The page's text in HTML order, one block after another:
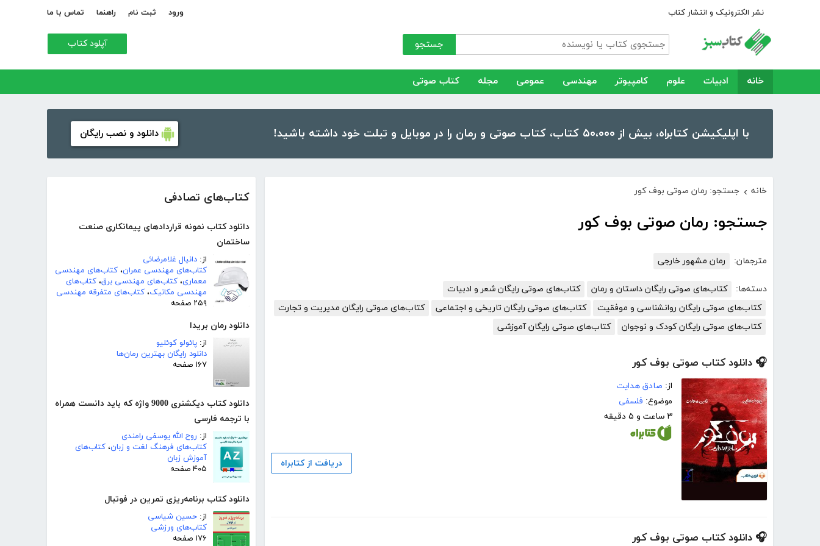
نشر الکترونیک و انتشار کتاب ورود ثبت نام راهنما تماس با ما
جستجو آپلود کتاب
خانه ادبیات علوم کامپیوتر مهندسی عمومی مجله کتاب صوتی
با اپلیکیشن کتابراه، بیش از ۵۰،۰۰۰ کتاب، کتاب صوتی و رمان را در موبایل و تبلت خود داشته باشید! دانلود و نصب رایگان
کتاب‌های تصادفی
دانلود کتاب نمونه قراردادهای پیمانکاری صنعت
ساختمان
از: دانیال غلامرضائی
کتاب‌های مهندسی عمران، کتاب‌های مهندسی
معماری، کتاب‌های مهندسی برق، کتاب‌های
مهندسی مکانیک، کتاب‌های متفرقه مهندسی
۲۵۹ صفحه
دانلود رمان بریدا
از: پائولو کوئلیو
دانلود رایگان بهترین رمان‌ها
۱۶۷ صفحه
دانلود کتاب دیکشنری 9000 واژه که باید دانست همراه
با ترجمه فارسی
از: روح الله یوسفی رامندی
کتاب‌های فرهنگ لغت و زبان، کتاب‌های
آموزش زبان
۴۰۵ صفحه
دانلود کتاب برنامه‌ریزی تمرین در فوتبال
از: حسین شیاسی
کتاب‌های ورزشی
۱۷۶ صفحه
خانه › جستجو: رمان صوتی بوف کور
جستجو: رمان صوتی بوف کور
مترجمان: رمان مشهور خارجی
دسته‌ها: کتاب‌های صوتی رایگان داستان و رمان
کتاب‌های صوتی رایگان شعر و ادبیات
کتاب‌های صوتی رایگان روانشناسی و موفقیت
کتاب‌های صوتی رایگان تاریخی و اجتماعی
کتاب‌های صوتی رایگان مدیریت و تجارت
کتاب‌های صوتی رایگان کودک و نوجوان
کتاب‌های صوتی رایگان آموزشی
🎧 دانلود کتاب صوتی بوف کور
از: صادق هدایت
موضوع: فلسفی
۳ ساعت و ۵ دقیقه
دریافت از کتابراه
🎧 دانلود کتاب صوتی بوف کور